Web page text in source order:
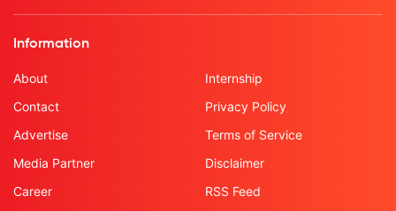
Information
About
Contact
Advertise
Media Partner
Career
Internship
Privacy Policy
Terms of Service
Disclaimer
RSS Feed